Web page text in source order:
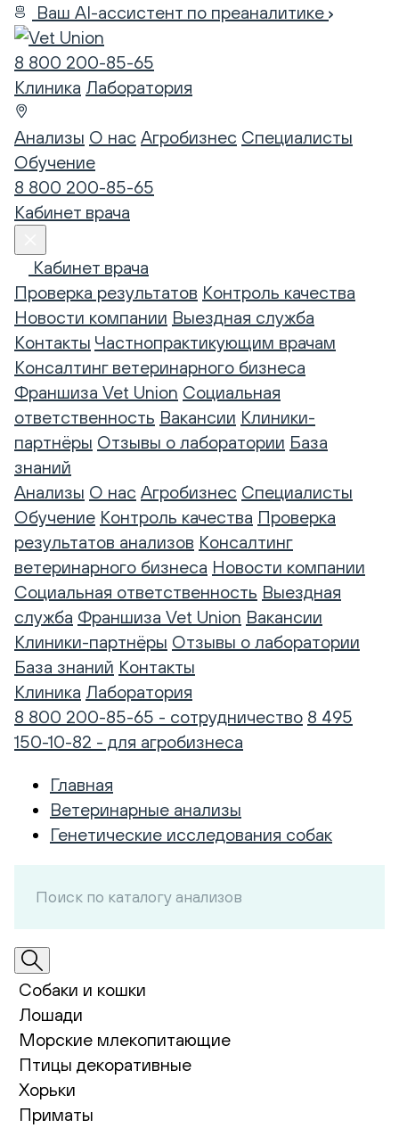
Ваш AI-ассистент по преаналитике
8 800 200-85-65
Клиника Лаборатория
Анализы О нас Агробизнес Специалисты
Обучение
8 800 200-85-65
Кабинет врача
Кабинет врача
Проверка результатов Контроль качества
Новости компании Выездная служба
Контакты Частнопрактикующим врачам
Консалтинг ветеринарного бизнеса
Франшиза Vet Union Социальная
ответственность Вакансии Клиники-
партнёры Отзывы о лаборатории База
знаний
Анализы О нас Агробизнес Специалисты
Обучение Контроль качества Проверка
результатов анализов Консалтинг
ветеринарного бизнеса Новости компании
Социальная ответственность Выездная
служба Франшиза Vet Union Вакансии
Клиники-партнёры Отзывы о лаборатории
База знаний Контакты
Клиника Лаборатория
8 800 200-85-65 - сотрудничество 8 495
150-10-82 - для агробизнеса
Главная
Ветеринарные анализы
Генетические исследования собак
Собаки и кошки
Лошади
Морские млекопитающие
Птицы декоративные
Хорьки
Приматы